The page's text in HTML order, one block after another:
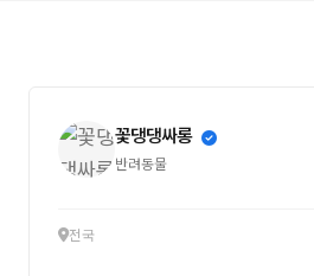
꽃댕댕싸롱
반려동물
전국